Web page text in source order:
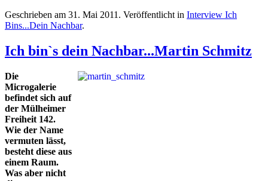
Geschrieben am 31. Mai 2011 . Veröffentlicht in Interview Ich
Bins...Dein Nachbar.
Ich bin`s dein Nachbar...Martin Schmitz
Die
Microgalerie
befindet sich auf
der Mülheimer
Freiheit 142.
Wie der Name
vermuten lässt,
besteht diese aus
einem Raum.
Was aber nicht